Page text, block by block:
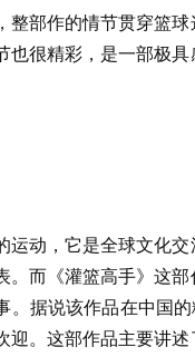
整部作的情节贯穿篮
也很精彩，是一部极
运动，它是全球文化
。而《灌篮高手》这部
。据说该作品在中国
迎。这部作品主要讲